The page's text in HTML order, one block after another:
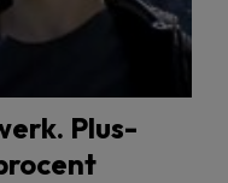
Plus-